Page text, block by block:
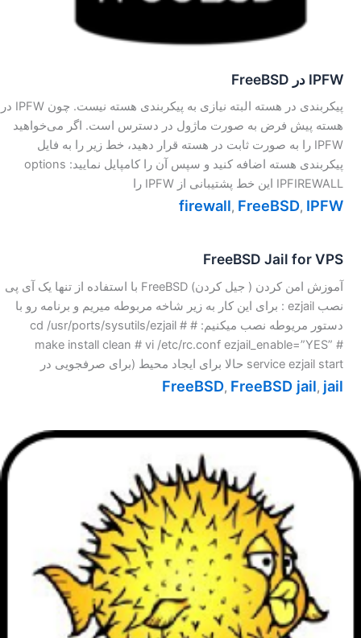
IPFW در FreeBSD
پیکربندی در هسته البته نیازی به پیکر‌بندی هسته نیست. چون IPFW در
هسته پیش فرض به صورت ماژول در دسترس است. اگر می‌خواهید
IPFW را به صورت ثابت در هسته قرار دهید، خط زیر را به فایل
پیکربندی هسته اضافه کنید و سپس آن را کامپایل نمایید: options
IPFIREWALL این خط پشتیبانی از IPFW را
firewall, FreeBSD, IPFW
FreeBSD Jail for VPS
آموزش امن کردن ( جیل کردن) FreeBSD با استفاده از تنها یک آی پی
نصب ezjail : برای این کار به زیر شاخه مربوطه میریم و برنامه رو با
دستور مریوطه نصب میکنیم: # cd /usr/ports/sysutils/ezjail #
make install clean # vi /etc/rc.conf ezjail_enable=”YES” #
service ezjail start حالا برای ایجاد محیط (برای صرفجویی در
FreeBSD, FreeBSD jail, jail